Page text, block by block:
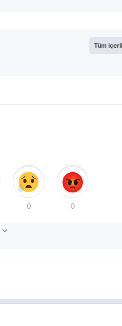
Tüm
0 0